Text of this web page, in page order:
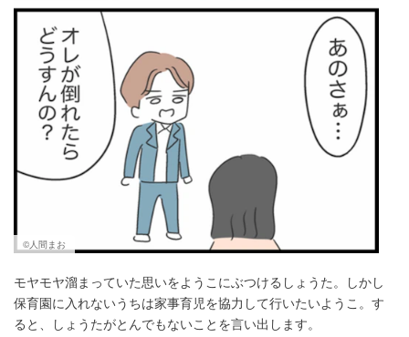
©人間まお
モヤモヤ溜まっていた思いをようこにぶつけるしょうた。しかし
保育園に入れないうちは家事育児を協力して行いたいようこ。す
ると、しょうたがとんでもないことを言い出します。